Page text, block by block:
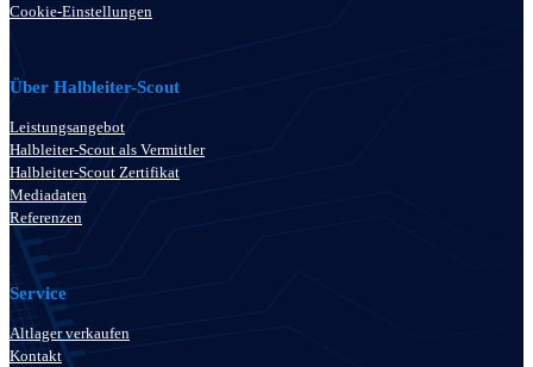
Cookie-Einstellungen
Über Halbleiter-Scout
Leistungsangebot
Halbleiter-Scout als Vermittler
Halbleiter-Scout Zertifikat
Mediadaten
Referenzen
Service
Altlager verkaufen
Kontakt